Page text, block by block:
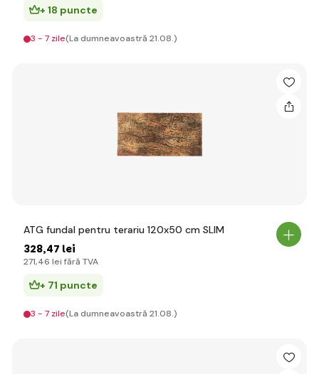
+ 18 puncte
3 - 7 zile(La dumneavoastră 21.08.)
ATG fundal pentru terariu 120x50 cm SLIM
328,47 lei
271,46 lei fără TVA
+ 71 puncte
3 - 7 zile(La dumneavoastră 21.08.)